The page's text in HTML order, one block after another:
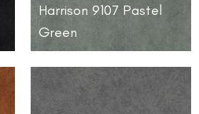
Harrison 9107 Pastel
Green